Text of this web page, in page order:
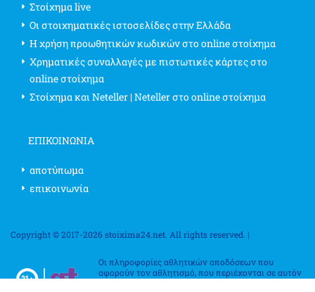
Στοίχημα live
Οι στοιχηματικές ιστοσελίδες στην Ελλάδα
Η χρήση προωθητικών κωδικών στο online στοίχημα
Χρηματικές συναλλαγές με πιστωτικές κάρτες στο
online στοίχημα
Στοίχημα και Neteller | Neteller στο online στοίχημα
ΕΠΙΚΟΙΝΩΝΊΑ
αποτύπωμα
επικοινωνία
Copyright © 2017-2026 stoixima24.net. All rights reserved. |
Οι πληροφορίες αθλητικών αποδόσεων που
αφορούν τον αθλητισμό, που περιέχονται σε αυτόν